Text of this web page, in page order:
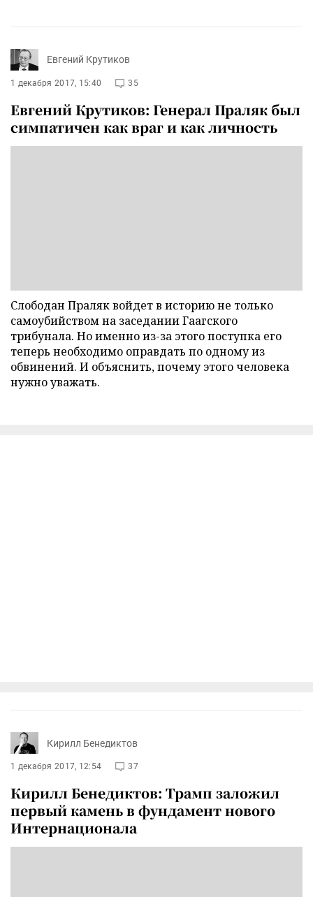
Евгений Крутиков
1 декабря 2017, 15:40 35
Евгений Крутиков: Генерал Праляк был
симпатичен как враг и как личность
Слободан Праляк войдет в историю не только
самоубийством на заседании Гаагского
трибунала. Но именно из-за этого поступка его
теперь необходимо оправдать по одному из
обвинений. И объяснить, почему этого человека
нужно уважать.
Кирилл Бенедиктов
1 декабря 2017, 12:54 37
Кирилл Бенедиктов: Трамп заложил
первый камень в фундамент нового
Интернационала